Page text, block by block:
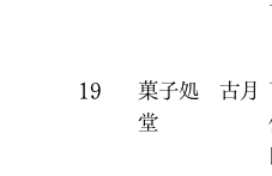
19
菓子処 古月
堂